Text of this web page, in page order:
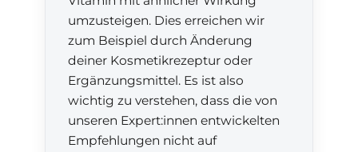
umzusteigen. Dies erreichen wir
zum Beispiel durch Änderung
deiner Kosmetikrezeptur oder
Ergänzungsmittel. Es ist also
wichtig zu verstehen, dass die von
unseren Expert:innen entwickelten
Empfehlungen nicht auf